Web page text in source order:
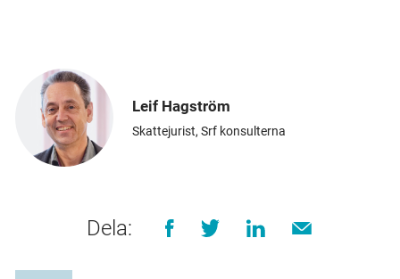
Leif Hagström
Skattejurist, Srf konsulterna
Dela: